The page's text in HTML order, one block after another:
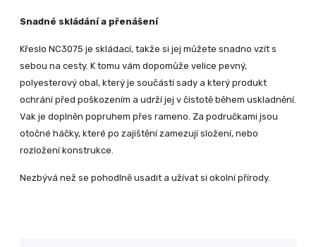
Snadné skládání a přenášení
Křeslo NC3075 je skládací, takže si jej můžete snadno vzít s
sebou na cesty. K tomu vám dopomůže velice pevný,
polyesterový obal, který je součástí sady a který produkt
ochrání před poškozením a udrží jej v čistotě během uskladnění.
Vak je doplněn popruhem přes rameno. Za područkami jsou
otočné háčky, které po zajištění zamezují složení, nebo
rozložení konstrukce.
Nezbývá než se pohodlně usadit a užívat si okolní přírody.